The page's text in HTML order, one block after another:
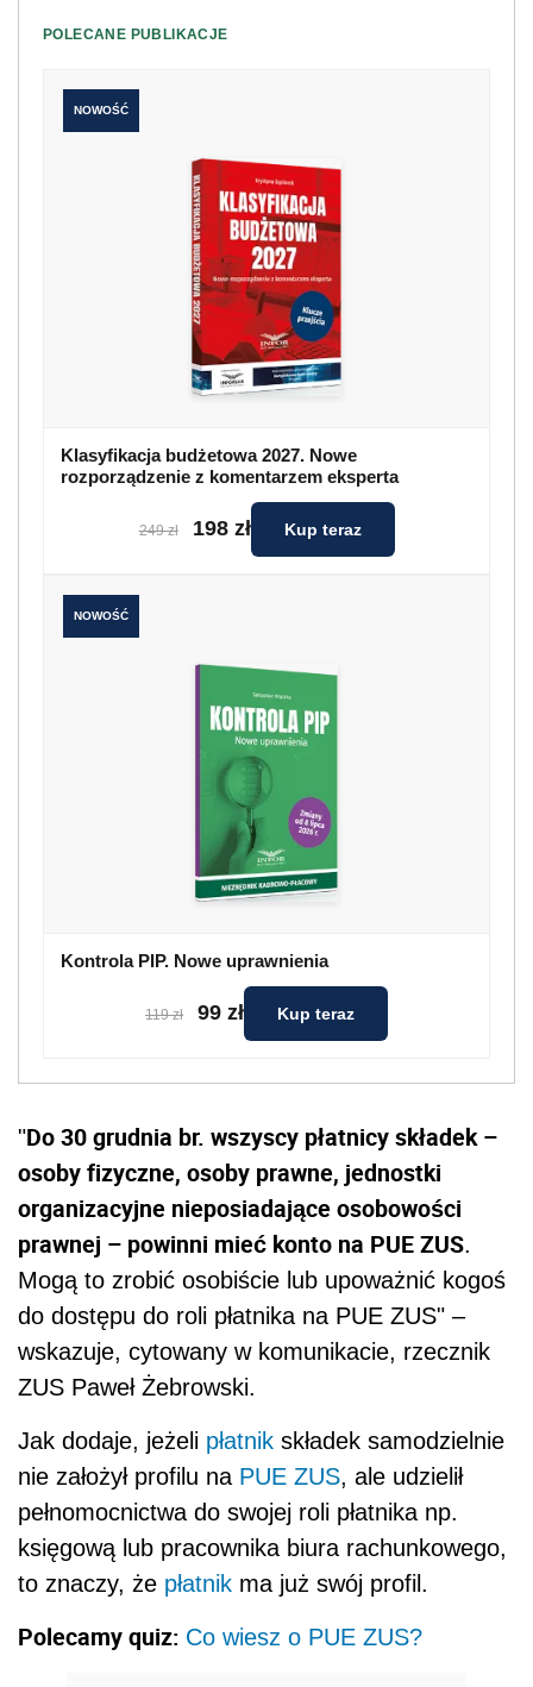
POLECANE PUBLIKACJE
NOWOŚĆ
Klasyfikacja budżetowa 2027. Nowe
rozporządzenie z komentarzem eksperta
249 zł 198 zł Kup teraz
NOWOŚĆ
Kontrola PIP. Nowe uprawnienia
119 zł 99 zł Kup teraz
"Do 30 grudnia br. wszyscy płatnicy składek –
osoby fizyczne, osoby prawne, jednostki
organizacyjne nieposiadające osobowości
prawnej – powinni mieć konto na PUE ZUS.
Mogą to zrobić osobiście lub upoważnić kogoś
do dostępu do roli płatnika na PUE ZUS" –
wskazuje, cytowany w komunikacie, rzecznik
ZUS Paweł Żebrowski.
Jak dodaje, jeżeli płatnik składek samodzielnie
nie założył profilu na PUE ZUS, ale udzielił
pełnomocnictwa do swojej roli płatnika np.
księgową lub pracownika biura rachunkowego,
to znaczy, że płatnik ma już swój profil.
Polecamy quiz: Co wiesz o PUE ZUS?